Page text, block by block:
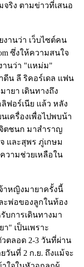
ริง ตามข่าวที่เสนอ
านว่า เว็บไซต์คน
ซึ่งให้ความสนใจ
านว่า "แหม่ม"
ดีน ลี ริคอร์เดล แฟน
ยา เดินทางถึง
ฟอร์เนีย แล้ว หลัง
เครื่องเพื่อไปพบน้า
ตชนก มาสำราญ
และสุพร ภู่เกษม
วามช่วยเหลือใน
าหญิงมายาครั้งนี้
ะพ่อของลูกในท้อง
บการเดินทางมา
" เป็นเพราะ
ตลอด 2-3 วันที่ผ่าน
วันที่ 2 ก.ย. ถึงแม้จะ